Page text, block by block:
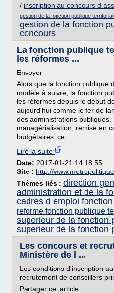
/ inscription au concours d
gestion de la fonction publique
gestion de la fonction
concours
La fonction publique
les réformes ...
Envoyer
Alors que la fonction publique
modèle à suivre, la fonction
les réformes depuis le début
aujourd'hui comme le fer de
des administrations publiques.
managérialisation, remise en
budgétaires, ce...
Lire la suite
Date: 2017-01-21 14:18:55
Site : http://
Thèmes liés : direction
administration et de la
cadres d emploi
reforme fonction publique
superieur de la fonction
superieur de la fonction
Les concours et
Ministère de l ...
Les conditions d'inscription
recrutement de conseillers
Partager cet article